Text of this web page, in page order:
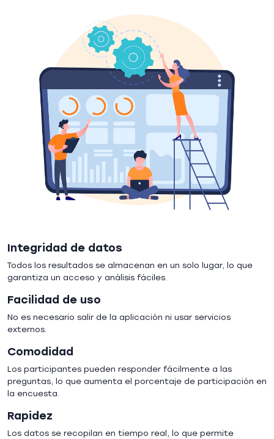
Integridad de datos
Todos los resultados se almacenan en un solo lugar, lo que
garantiza un acceso y análisis fáciles.
Facilidad de uso
No es necesario salir de la aplicación ni usar servicios
externos.
Comodidad
Los participantes pueden responder fácilmente a las
preguntas, lo que aumenta el porcentaje de participación en
la encuesta.
Rapidez
Los datos se recopilan en tiempo real, lo que permite